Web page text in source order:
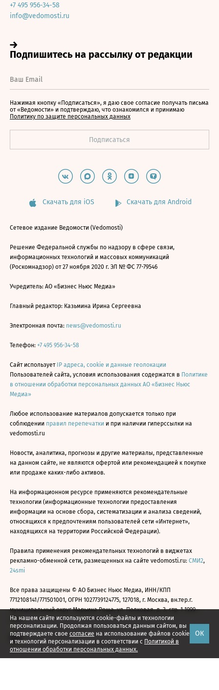
На нашем сайте используются cookie-файлы и технологии
персонализации. Продолжая пользоваться данным сайтом, вы
подтверждаете свое согласие на использование файлов cookie
и технологий персонализации в соответствии с Политикой в
отношении обработки персональных данных.
ОК
+7 495 956-34-58
info@vedomosti.ru
Нажимая кнопку «Подписаться», я даю свое согласие получать письма
от «Ведомости» и подтверждаю, что ознакомился и принимаю
Политику по защите персональных данных
Скачать для iOS Скачать для Android
Сетевое издание Ведомости (Vedomosti)
Решение Федеральной службы по надзору в сфере связи,
информационных технологий и массовых коммуникаций
(Роскомнадзор) от 27 ноября 2020 г. ЭЛ № ФС 77-79546
Учредитель: АО «Бизнес Ньюс Медиа»
Главный редактор: Казьмина Ирина Сергеевна
Электронная почта: news@vedomosti.ru
Телефон: +7 495 956-34-58
Сайт использует IP адреса, cookie и данные геолокации
Пользователей сайта, условия использования содержатся в Политике
в отношении обработки персональных данных АО «Бизнес Ньюс
Медиа»
Любое использование материалов допускается только при
соблюдении правил перепечатки и при наличии гиперссылки на
vedomosti.ru
Новости, аналитика, прогнозы и другие материалы, представленные
на данном сайте, не являются офертой или рекомендацией к покупке
или продаже каких-либо активов.
На информационном ресурсе применяются рекомендательные
технологии (информационные технологии предоставления
информации на основе сбора, систематизации и анализа сведений,
относящихся к предпочтениям пользователей сети «Интернет»,
находящихся на территории Российской Федерации).
Правила применения рекомендательных технологий в виджетах
рекламно-обменной сети, размещенных на сайте vedomosti.ru: СМИ2,
24smi
Все права защищены © АО Бизнес Ньюс Медиа, ИНН/КПП
7712108141/771501001, ОГРН 1027739124775, 127018, г. Москва, вн.тер.г.
муниципальный округ Марьина Роща, ул. Полковая, д. 3, стр. 1 1999—
2026